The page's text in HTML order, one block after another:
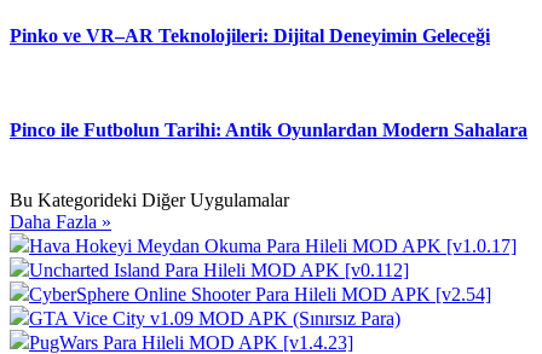
Pinko ve VR–AR Teknolojileri: Dijital Deneyimin Geleceği
Pinco ile Futbolun Tarihi: Antik Oyunlardan Modern Sahalara
Bu Kategorideki Diğer Uygulamalar
Daha Fazla »
Hava Hokeyi Meydan Okuma Para Hileli MOD APK [v1.0.17]
Uncharted Island Para Hileli MOD APK [v0.112]
CyberSphere Online Shooter Para Hileli MOD APK [v2.54]
GTA Vice City v1.09 MOD APK (Sınırsız Para)
PugWars Para Hileli MOD APK [v1.4.23]